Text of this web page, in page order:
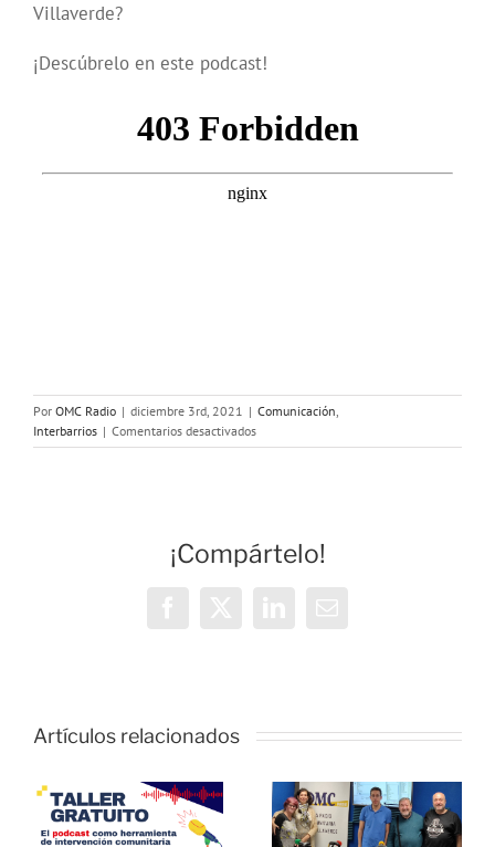
Villaverde?
¡Descúbrelo en este podcast!
Por OMC Radio | diciembre 3rd, 2021 | Comunicación,
Interbarrios | Comentarios desactivadosen
Arraigos
¡Compártelo!
Artículos relacionados
Nos visita
un grupo del
proyecto
Asistimos al
Foro